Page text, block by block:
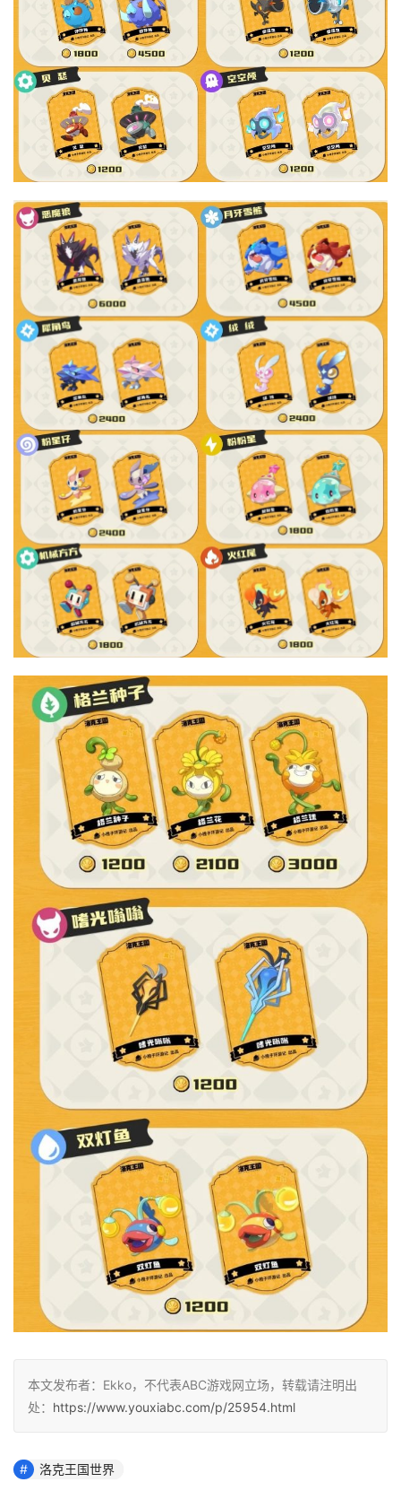
本文发布者：Ekko，不代表ABC游戏网立场，转载请注明出
处： https://www.youxiabc.com/p/25954.html
洛克王国世界